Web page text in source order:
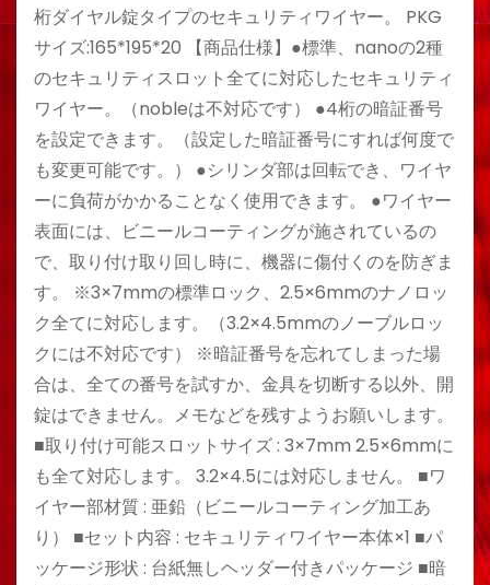
桁ダイヤル錠タイプのセキュリティワイヤー。 PKG
サイズ:165*195*20 【商品仕様】●標準、nanoの2種
のセキュリティスロット全てに対応したセキュリティ
ワイヤー。（nobleは不対応です） ●4桁の暗証番号
を設定できます。（設定した暗証番号にすれば何度で
も変更可能です。） ●シリンダ部は回転でき、ワイヤ
ーに負荷がかかることなく使用できます。 ●ワイヤー
表面には、ビニールコーティングが施されているの
で、取り付け取り回し時に、機器に傷付くのを防ぎま
す。 ※3×7mmの標準ロック、2.5×6mmのナノロッ
ク全てに対応します。（3.2×4.5mmのノーブルロッ
クには不対応です） ※暗証番号を忘れてしまった場
合は、全ての番号を試すか、金具を切断する以外、開
錠はできません。メモなどを残すようお願いします。
■取り付け可能スロットサイズ : 3×7mm 2.5×6mmに
も全て対応します。 3.2×4.5には対応しません。 ■ワ
イヤー部材質 : 亜鉛（ビニールコーティング加工あ
り） ■セット内容 : セキュリティワイヤー本体×1 ■パ
ッケージ形状 : 台紙無しヘッダー付きパッケージ ■暗